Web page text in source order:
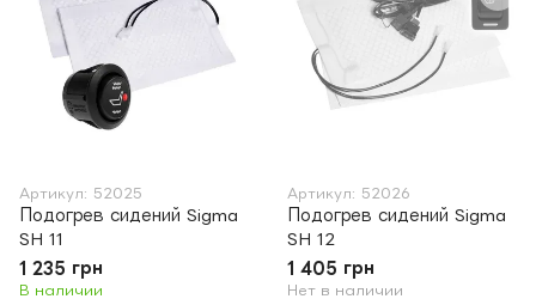
Артикул: 52025
Подогрев сидений Sigma
SH 11
1 235 грн
В наличии
Артикул: 52026
Подогрев сидений Sigma
SH 12
1 405 грн
Нет в наличии